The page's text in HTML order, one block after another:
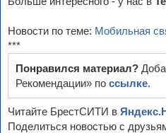
Новости по теме: Мобильная
***
Понравился материал?
Рекомендации» по ссылке.
Читайте БрестСИТИ в
Поделиться новостью с